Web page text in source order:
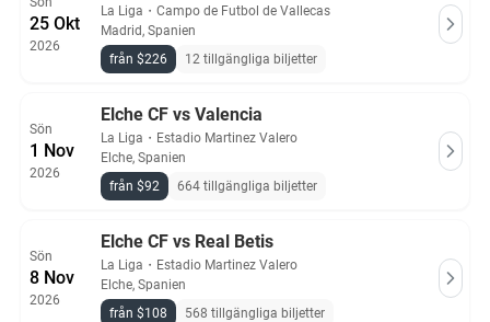
25 Okt
2026
La Liga ・ Campo de Futbol de Vallecas
Madrid, Spanien
från $226
12 tillgängliga biljetter
Sön
1 Nov
2026
Elche CF vs Valencia
La Liga ・ Estadio Martinez Valero
Elche, Spanien
från $92
664 tillgängliga biljetter
Sön
8 Nov
2026
Elche CF vs Real Betis
La Liga ・ Estadio Martinez Valero
Elche, Spanien
från $108
568 tillgängliga biljetter